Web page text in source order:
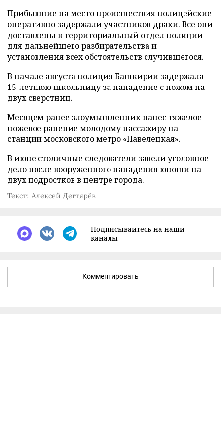
Прибывшие на место происшествия полицейские
оперативно задержали участников драки. Все они
доставлены в территориальный отдел полиции
для дальнейшего разбирательства и
установления всех обстоятельств случившегося.
В начале августа полиция Башкирии задержала
15-летнюю школьницу за нападение с ножом на
двух сверстниц.
Месяцем ранее злоумышленникнанес тяжелое
ножевое ранение молодому пассажиру на
станции московского метро «Павелецкая».
В июне столичные следователи завелиуголовное
дело после вооруженного нападения юноши на
двух подростков в центре города.
Текст: Алексей Дегтярёв
Подписывайтесь на наши
каналы
Комментировать